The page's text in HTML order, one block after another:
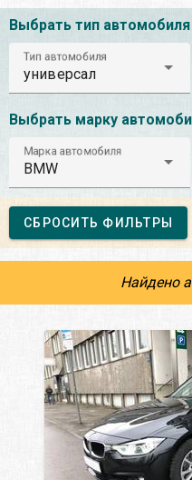
Выбрать тип автомобиля
Тип автомобиля
универсал
Выбрать марку
Марка автомобиля
BMW
СБРОСИТЬ ФИЛЬТРЫ
Найдено